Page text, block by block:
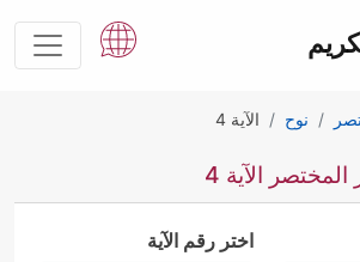
نوح الآية 4
الآية 4
اختر رقم الآية